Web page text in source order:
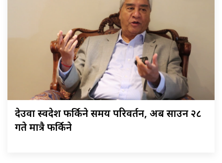
देउवा स्वदेश फर्किने समय परिवर्तन, अब साउन २८
गते मात्रै फर्किने